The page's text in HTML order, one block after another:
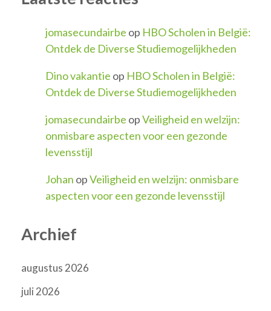
jomasecundairbe op HBO Scholen in België:
Ontdek de Diverse Studiemogelijkheden
Dino vakantie op HBO Scholen in België:
Ontdek de Diverse Studiemogelijkheden
jomasecundairbe opVeiligheid en welzijn:
onmisbare aspecten voor een gezonde
levensstijl
Johan opVeiligheid en welzijn: onmisbare
aspecten voor een gezonde levensstijl
Archief
augustus 2026
juli 2026